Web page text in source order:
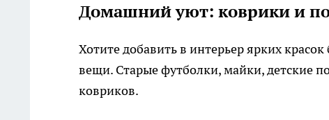
Домашний уют: коврики и
Хотите добавить в интерьер ярких
вещи. Старые футболки, майки, детские
ковриков.